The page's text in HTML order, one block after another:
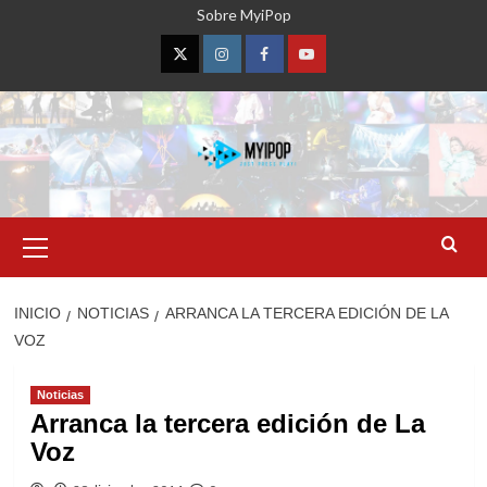
Sobre MyiPop
TwitterInstagramFacebookYouTube
primario
INICIO NOTICIAS
ARRANCA LA TERCERA EDICIÓN DE LA
VOZ
Noticias
Arranca la tercera edición de La
Voz